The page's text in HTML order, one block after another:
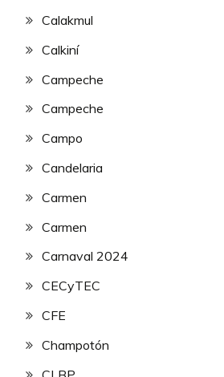
Calakmul
Calkiní
Campeche
Campeche
Campo
Candelaria
Carmen
Carmen
Carnaval 2024
CECyTEC
CFE
Champotón